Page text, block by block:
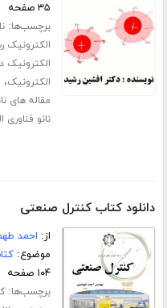
۳۵ صفحه
برچسب‌ها:
الکترونیک
الکترونیک
الکترونیک،
مقاله های
نانو فناوری
دانلود کتاب کنترل صنعتی
از: احمد
موضوع:
۱۰۴ صفحه
برچسب‌ها: